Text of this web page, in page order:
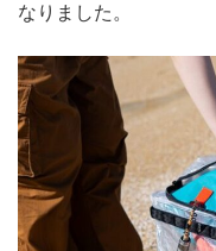
なりました。